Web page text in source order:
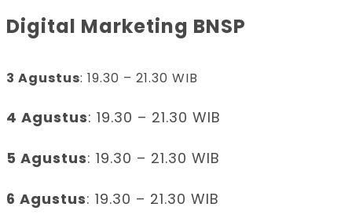
Digital Marketing BNSP
3 Agustus: 19.30 – 21.30 WIB
4 Agustus: 19.30 – 21.30 WIB
5 Agustus: 19.30 – 21.30 WIB
6 Agustus: 19.30 – 21.30 WIB